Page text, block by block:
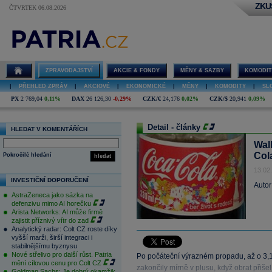
ČTVRTEK 06.08.2026
ZPRAVODAJSTVÍ AKCIE & FONDY MĚNY & SAZBY
PŘEHLED ZPRÁV AKCIOVÉ EKONOMICKÉ MĚNY KOMODITY
PX 2 769,04 0,11% DAX 26 126,30 -0,29% CZK/€ 24,176 0,02% CZK/$ 20,941 0,09%
HLEDAT V KOMENTÁŘÍCH
hledat
Pokročilé hledání
INVESTIČNÍ DOPORUČENÍ
AstraZeneca jako sázka na
defenzivu mimo AI horečku
Arista Networks: AI může firmě
zajistit příznivý vítr do zad
Analytický radar: Colt CZ roste díky
vyšší marži, širší integraci i
stabilnějšímu byznysu
Nové střelivo pro další růst. Patria
mění cílovou cenu pro Colt CZ
Detail - články
Po počáteční výrazném propadu, až o
zakončily mírně v plusu, když obrat